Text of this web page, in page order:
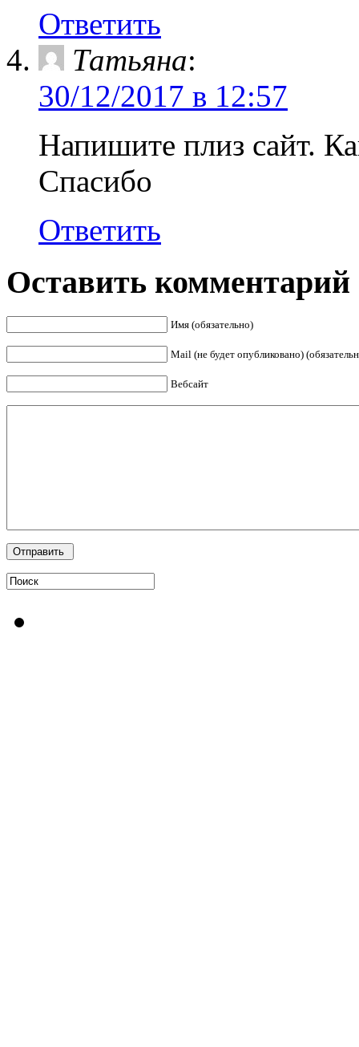
Ответить
Татьяна:
30/12/2017 в 12:57
Напишите плиз сайт.
Спасибо
Ответить
Оставить комментарий
Имя (обязательно)
Mail (не будет опубликовано)
Вебсайт